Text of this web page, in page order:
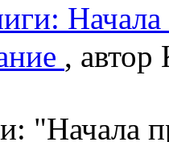
, автор
"Начала